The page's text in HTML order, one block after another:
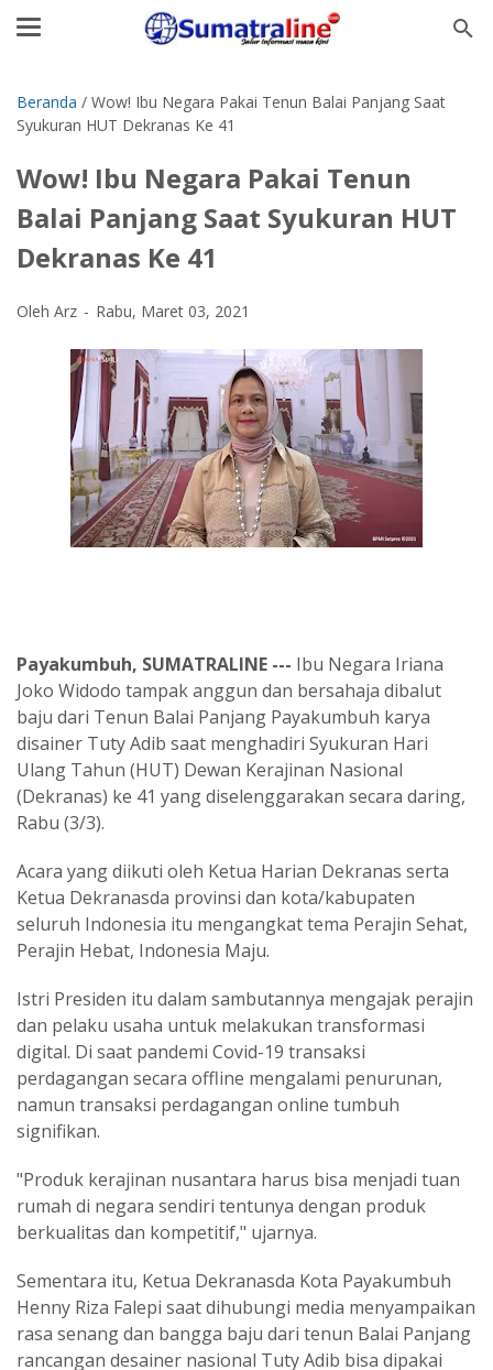
Beranda / Wow! Ibu Negara Pakai Tenun Balai Panjang Saat
Syukuran HUT Dekranas Ke 41
Wow! Ibu Negara Pakai Tenun
Balai Panjang Saat Syukuran HUT
Dekranas Ke 41
Oleh Arz Rabu, Maret 03, 2021
Payakumbuh, SUMATRALINE --- Ibu Negara Iriana
Joko Widodo tampak anggun dan bersahaja dibalut
baju dari Tenun Balai Panjang Payakumbuh karya
disainer Tuty Adib saat menghadiri Syukuran Hari
Ulang Tahun (HUT) Dewan Kerajinan Nasional
(Dekranas) ke 41 yang diselenggarakan secara daring,
Rabu (3/3).
Acara yang diikuti oleh Ketua Harian Dekranas serta
Ketua Dekranasda provinsi dan kota/kabupaten
seluruh Indonesia itu mengangkat tema Perajin Sehat,
Perajin Hebat, Indonesia Maju.
Istri Presiden itu dalam sambutannya mengajak perajin
dan pelaku usaha untuk melakukan transformasi
digital. Di saat pandemi Covid-19 transaksi
perdagangan secara offline mengalami penurunan,
namun transaksi perdagangan online tumbuh
signifikan.
"Produk kerajinan nusantara harus bisa menjadi tuan
rumah di negara sendiri tentunya dengan produk
berkualitas dan kompetitif," ujarnya.
Sementara itu, Ketua Dekranasda Kota Payakumbuh
Henny Riza Falepi saat dihubungi media menyampaikan
rasa senang dan bangga baju dari tenun Balai Panjang
rancangan desainer nasional Tuty Adib bisa dipakai